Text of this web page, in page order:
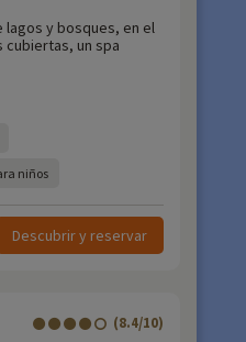
lagos y bosques, en el
cubiertas, un spa
niños
Descubrir y reservar
(8.4/10)